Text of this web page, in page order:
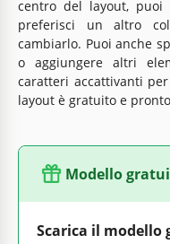
centro del layout,
preferisci un altro
cambiarlo. Puoi anche
o aggiungere altri
caratteri accattivanti
layout è gratuito e
Modello
Scarica il modello